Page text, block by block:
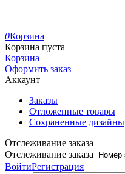
0Корзина
Корзина пуста
Корзина
Оформить заказ
Аккаунт
Заказы
Отложенные товары
Сохраненные дизайны
Отслеживание заказа
Отслеживание заказа
ВойтиРегистрация